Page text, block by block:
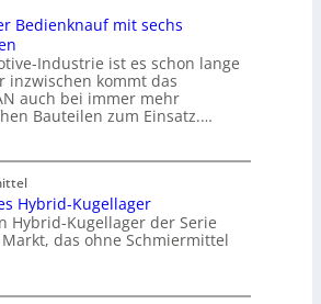
Bedienknauf mit sechs
Industrie ist es schon lange
inzwischen kommt das
auch bei immer mehr
Bauteilen zum Einsatz.…
Hybrid-Kugellager
Hybrid-Kugellager der Serie
das ohne Schmiermittel